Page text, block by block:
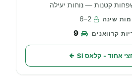
קטנות — נוחות יעילה
2–6
9